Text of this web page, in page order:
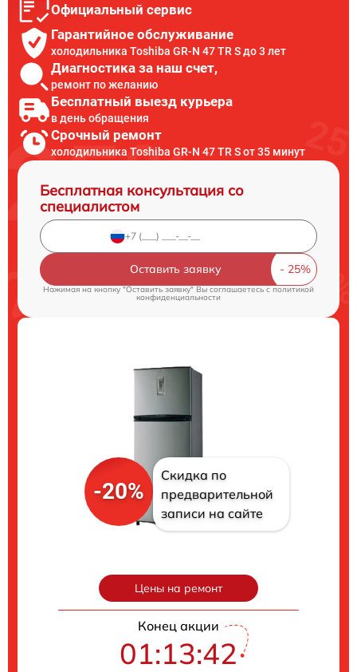
Официальный сервис
Гарантийное обслуживание
холодильника Toshiba GR-N 47 TR S до 3 лет
Диагностика за наш счет,
ремонт по желанию
Бесплатный выезд курьера
в день обращения
Срочный ремонт
холодильника Toshiba GR-N 47 TR S от 35 минут
Бесплатная консультация со
специалистом
Оставить заявку
Нажимая на кнопку "Оставить заявку" Вы соглашаетесь cполитикой
конфиденциальности
-20%
Скидка по
предварительной
записи на сайте
Цены на ремонт
Конец акции
01:13:41